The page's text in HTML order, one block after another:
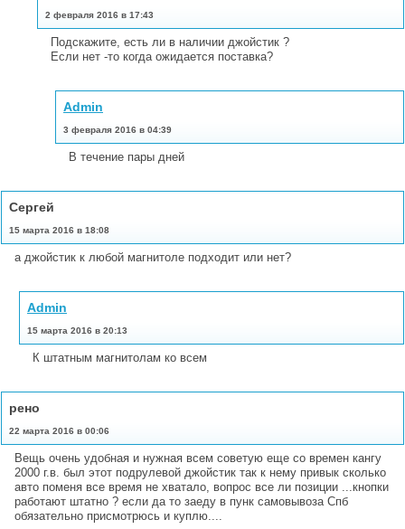
2 февраля 2016 в 17:43
Подскажите, есть ли в наличии джойстик ?
Если нет -то когда ожидается поставка?
Admin
3 февраля 2016 в 04:39
В течение пары дней
Сергей
15 марта 2016 в 18:08
а джойстик к любой магнитоле подходит или нет?
Admin
15 марта 2016 в 20:13
К штатным магнитолам ко всем
рено
22 марта 2016 в 00:06
Вещь очень удобная и нужная всем советую еще со времен кангу
2000 г.в. был этот подрулевой джойстик так к нему привык сколько
авто поменя все время не хватало, вопрос все ли позиции ...кнопки
работают штатно ? если да то заеду в пунк самовывоза Спб
обязательно присмотрюсь и куплю....